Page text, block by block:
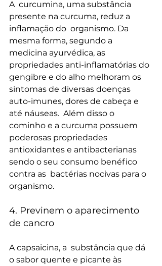
A  curcumina, uma substância
presente na curcuma, reduz a
inflamação do  organismo. Da
mesma forma, segundo a
medicina ayurvédica, as
propriedades anti-inflamatórias do
gengibre e do alho melhoram os
sintomas de diversas doenças
auto-imunes, dores de cabeça e
até náuseas.  Além disso o
cominho e a curcuma possuem
poderosas propriedades
antioxidantes e antibacterianas
sendo o seu consumo benéfico
contra as  bactérias nocivas para o
organismo.
4. Previnem o aparecimento
de cancro
A capsaicina, a  substância que dá
o sabor quente e picante às